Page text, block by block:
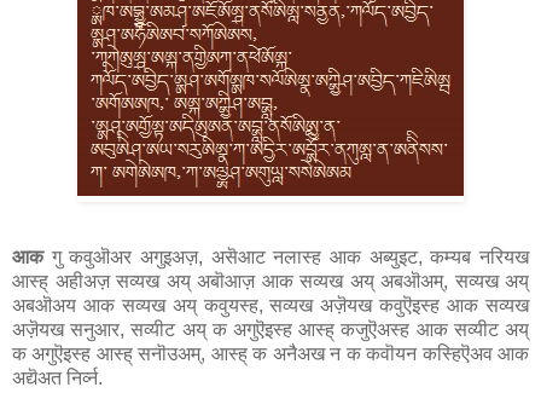
आकगु कवुऒअर अगुइअज़, असॆआट नलास्ह आक अब्युइट, कम्यब नरियख
आस्ह् अहीअज़ सव्यख अय् अबॊआज़ आक सव्यख अय् अबऒअम्, सव्यख अय्
अबऒअय आक सव्यख अय् कवुयस्ह, सव्यख अज़ॆयख कवुऎइस्ह आक सव्यख
अज़ॆयख सनुआर, सव्यीट अय् क अगुऎइस्ह आस्ह् कजुऎअस्ह आक सव्यीट अय्
क अगुऎइस्ह आस्ह् सनॊउअम्, आस्ह् क अनैअख न क कवॊयन कस्हिऎअव आक
अद्यॆअत निर्व्न.